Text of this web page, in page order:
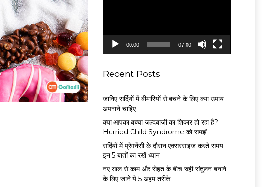
y
00:00 07:00
Recent Posts
जानिए सर्दियों में बीमारियों से बचने के लिए क्या उपाय
अपनाने चाहिए
क्या आपका बच्चा जल्दबाज़ी का शिकार हो रहा है?
Hurried Child Syndrome को समझें
सर्द‍ियों में प्रेगनेंसी के दौरान एक्सरसाइज करते समय
इन 5 बातों का रखें ध्यान
नए साल से काम और सेहत के बीच सही संतुलन बनाने
के लिए जाने ये 5 अहम तरीके